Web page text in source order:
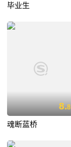
毕业生
8.8
魂断蓝桥